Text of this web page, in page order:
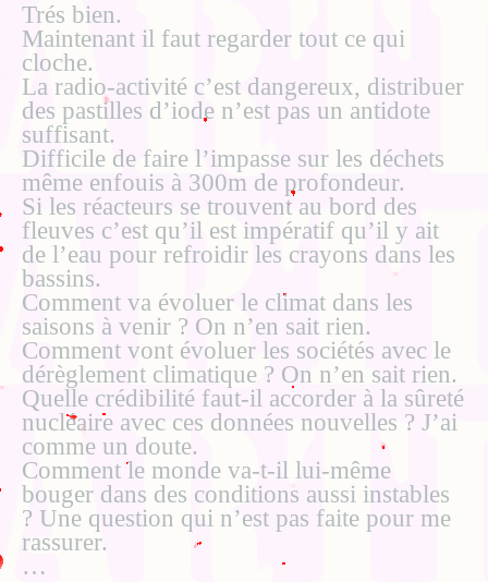
Trés bien.
Maintenant il faut regarder tout ce qui
cloche.
La radio-activité c’est dangereux, distribuer
des pastilles d’iode n’est pas un antidote
suffisant.
Difficile de faire l’impasse sur les déchets
même enfouis à 300m de profondeur.
Si les réacteurs se trouvent au bord des
fleuves c’est qu’il est impératif qu’il y ait
de l’eau pour refroidir les crayons dans les
bassins.
Comment va évoluer le climat dans les
saisons à venir ? On n’en sait rien.
Comment vont évoluer les sociétés avec le
dérèglement climatique ? On n’en sait rien.
Quelle crédibilité faut-il accorder à la sûreté
nucléaire avec ces données nouvelles ? J’ai
comme un doute.
Comment le monde va-t-il lui-même
bouger dans des conditions aussi instables
? Une question qui n’est pas faite pour me
rassurer.
…